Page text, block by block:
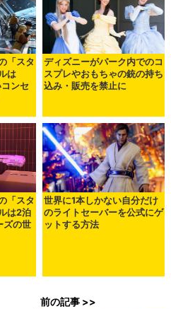
「スタ
は
ンセ
ディズニーがパーク内でのコ
スプレやおもちゃの銃の持ち
込み・販売を禁止に
「スタ
は2泊
ズの世
世界に1本しかない自分だけ
のライトセーバーを公式にゲ
ットする方法
前の記事 >>